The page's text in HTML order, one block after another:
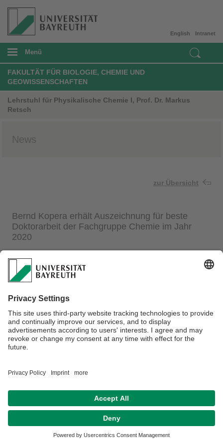
Intranet
English
Menü
FAKULTÄT FÜR BIOLOGIE, CHEMIE UND
GEOWISSENSCHAFTEN
Lehrstuhl für Physikalische Chemie I, Prof. Dr. Markus
Retsch
News
zur Übersicht
Bernd Kopera erhält Auszeichnung für beste
Doktorarbeit der Fachgruppe Chemie im Jahr
2020
Bernd Kopera hat seine Promotion im Mai 2020 mit
Auszeichnung abgeschlossen. In seiner Dissertation
Charakterisierung des thermischen Transports und
komplexer Datenauswertung. Während seiner Promotion
hat er neun Publikationen in verschiedenen internationalen
Fachzeitschriften (mit)verfasst. Er wurde nun mit dem Preis
für die beste Doktorarbeit unseres Fachbereichs Chemie an
der Universität Bayreuth ausgezeichnet. Herzlichen
Glückwunsch, Bernd, zu dieser Leistung!
Datenschutz / Disclaimer Impressum Hausordnung
Sitemap